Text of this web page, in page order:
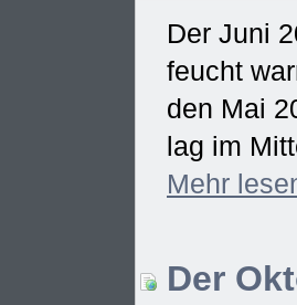
Der Juni
feucht
den Mai
lag im
Mehr
Der